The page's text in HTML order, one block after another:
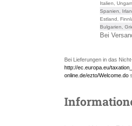
Italien,
Spanien,
Estland,
Bulgarien,
Bei
Bei Lieferungen in das
http://ec.europa.eu/
online.de/ezto/Welcome.do